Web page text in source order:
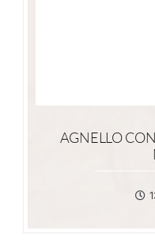
AGNELLO